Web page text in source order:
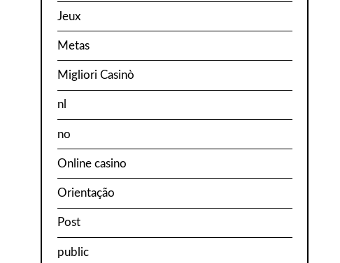
Jeux
Metas
Migliori Casinò
nl
no
Online casino
Orientação
Post
public